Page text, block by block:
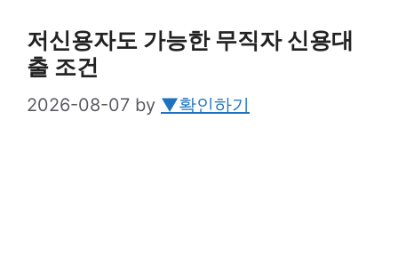
저신용자도 가능한 무직자 신용대
출 조건
2026-08-07 by ▼확인하기